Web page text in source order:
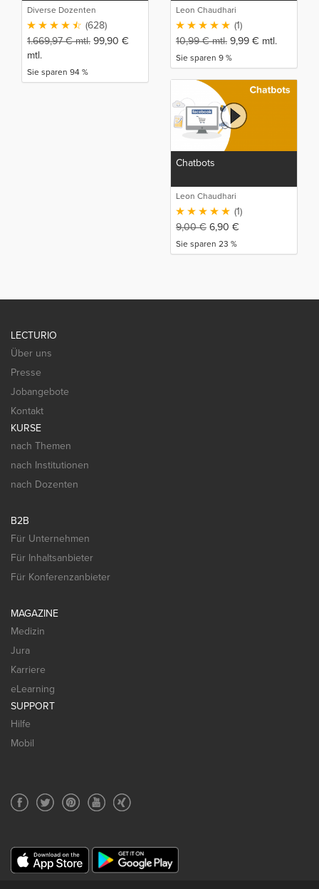
Diverse Dozenten
(628)
1.669,97€mtl. 99,90 €
mtl.
Sie sparen 94 %
komplette E-Commerce
und Facebook
Werbeanzeigen Kurs
Leon Chaudhari
(1)
10,99€mtl. 9,99 € mtl.
Sie sparen 9 %
Chatbots
Leon Chaudhari
(1)
9,00€ 6,90 €
Sie sparen 23 %
LECTURIO
Über uns
Presse
Jobangebote
Kontakt
KURSE
nach Themen
nach Institutionen
nach Dozenten
B2B
Für Unternehmen
Für Inhaltsanbieter
Für Konferenzanbieter
MAGAZINE
Medizin
Jura
Karriere
eLearning
SUPPORT
Hilfe
Mobil